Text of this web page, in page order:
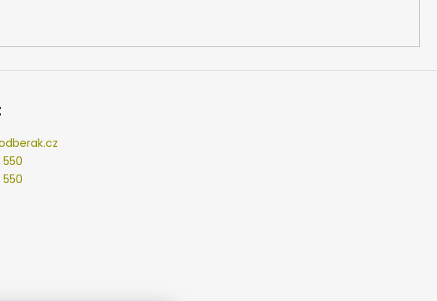
550
550